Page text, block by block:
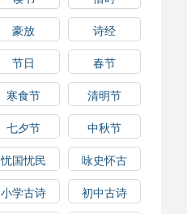
豪放
诗经
节日
春节
寒食节
清明节
七夕节
中秋节
忧国忧民
咏史怀古
小学古诗
初中古诗